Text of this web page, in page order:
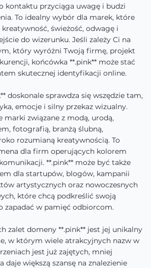
kontaktu przyciąga uwagę i budzi
To idealny wybór dla marek, które
świeżość, odwagę i
do wizerunku. Jeśli zależy Ci na
który wyróżni Twoją firmę, projekt
końcówka **.pink** może stać
skutecznej identyfikacji online.
doskonale sprawdza się wszędzie tam,
emocje i silny przekaz wizualny.
marki związane z modą, urodą,
fotografią, branżą ślubną,
rozumianą kreatywnością. To
dla firm operujących kolorem
**.pink** może być także
dla startupów, blogów, kampanii
artystycznych oraz nowoczesnych
które chcą podkreślić swoją
zapadać w pamięć odbiorcom.
zalet domeny **.pink** jest jej unikalny
w którym wiele atrakcyjnych nazw w
jest już zajętych, mniej
daje większą szansę na znalezienie